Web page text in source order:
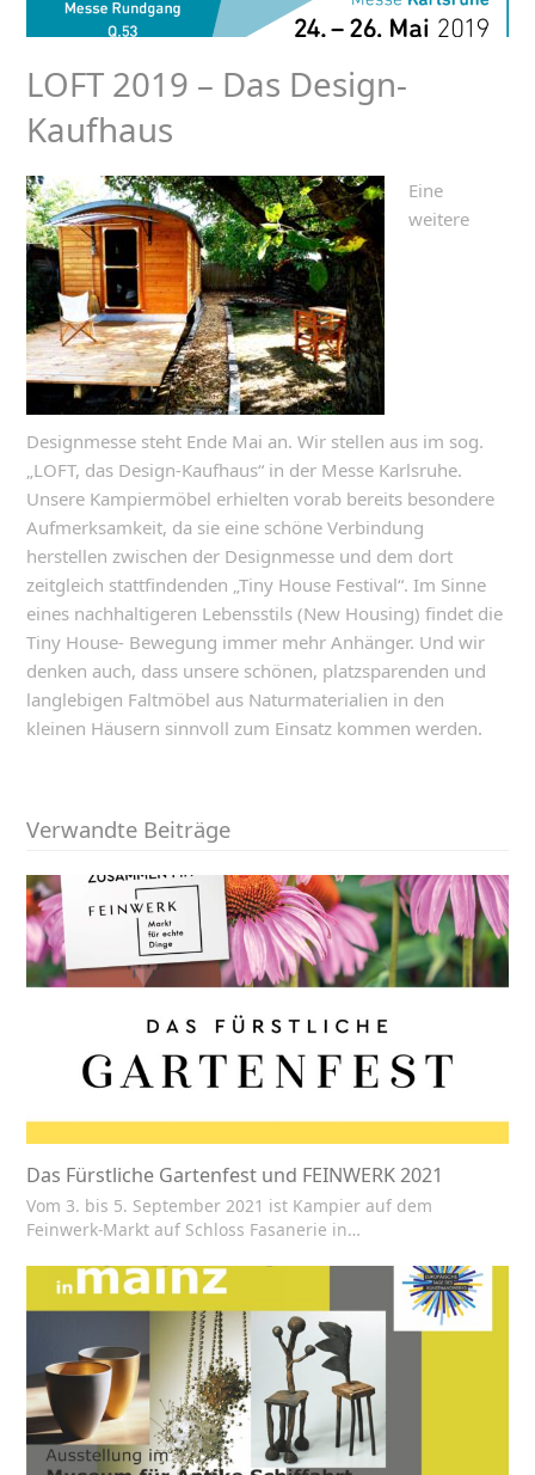
LOFT 2019 – Das Design-
Kaufhaus
Eine
weitere
Designmesse steht Ende Mai an. Wir stellen aus im sog.
„LOFT, das Design-Kaufhaus“ in der Messe Karlsruhe.
Unsere Kampiermöbel erhielten vorab bereits besondere
Aufmerksamkeit, da sie eine schöne Verbindung
herstellen zwischen der Designmesse und dem dort
zeitgleich stattfindenden „Tiny House Festival“. Im Sinne
eines nachhaltigeren Lebensstils (New Housing) findet die
Tiny House- Bewegung immer mehr Anhänger. Und wir
denken auch, dass unsere schönen, platzsparenden und
langlebigen Faltmöbel aus Naturmaterialien in den
kleinen Häusern sinnvoll zum Einsatz kommen werden.
Verwandte Beiträge
Das Fürstliche Gartenfest und FEINWERK 2021
Vom 3. bis 5. September 2021 ist Kampier auf dem
Feinwerk-Markt auf Schloss Fasanerie in…